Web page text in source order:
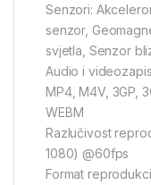
Senzori:
senzor,
svjetla, Senzor
Audio i
MP4, M4V, 3GP,
WEBM
Razlučivost
1080) @60fps
Format